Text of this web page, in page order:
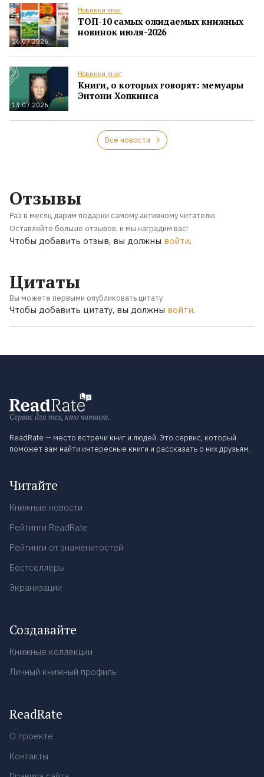
16.07.2026
Новинки книг
ТОП-10 самых ожидаемых книжных
новинок июля-2026
13.07.2026
Новинки книг
Книги, о которых говорят: мемуары
Энтони Хопкинса
Все новости
Отзывы
Раз в месяц дарим подарки самому активному читателю.
Оставляйте больше отзывов, и мы наградим вас!
Чтобы добавить отзыв, вы должны войти.
Цитаты
Вы можете первыми опубликовать цитату
Чтобы добавить цитату, вы должны войти.
Сервис для тех, кто читает.
ReadRate — место встречи книг и людей. Это сервис, который
поможет вам найти интересные книги и рассказать о них друзьям.
Читайте
Книжные новости
Рейтинги ReadRate
Рейтинги от знаменитостей
Бестселлеры
Экранизации
Создавайте
Книжные коллекции
Личный книжный профиль
ReadRate
О проекте
Контакты